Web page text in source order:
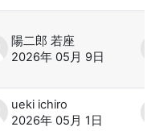
陽二郎 若座
2026年 05月 9日
ueki ichiro
2026年 05月 1日